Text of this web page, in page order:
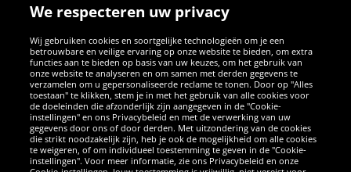
SOCIALE MEDIA
FacebookInstagram
WhatsApp
TikTokTwitterYouTube
We respecteren uw privacy
Wij gebruiken cookies en soortgelijke technologieën om je een
betrouwbare en veilige ervaring op onze website te bieden, om extra
functies aan te bieden op basis van uw keuzes, om het gebruik van
onze website te analyseren en om samen met derden gegevens te
verzamelen om u gepersonaliseerde reclame te tonen. Door op "Alles
toestaan" te klikken, stem je in met het gebruik van alle cookies voor
de doeleinden die afzonderlijk zijn aangegeven in de "Cookie-
instellingen" en ons Privacybeleid en met de verwerking van uw
gegevens door ons of door derden. Met uitzondering van de cookies
die strikt noodzakelijk zijn, heb je ook de mogelijkheid om alle cookies
te weigeren, of om individueel toestemming te geven in de "Cookie-
instellingen". Voor meer informatie, zie ons Privacybeleid en onze